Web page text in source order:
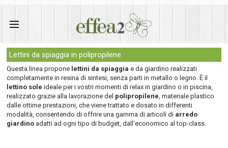
Lettini da spiaggia in polipropilene
Questa linea propone lettini da spiaggia e da giardino realizzati
completamente in resina di sintesi, senza parti in metallo o legno. È il
lettino sole ideale per i vostri momenti di relax in giardino o in piscina,
realizzato grazie alla lavorazione del polipropilene, materiale plastico
dalle ottime prestazioni, che viene trattato e dosato in differenti
modalità, consentendo di offrire una gamma di articoli di arredo
giardino adatti ad ogni tipo di budget, dall'economico al top-class.